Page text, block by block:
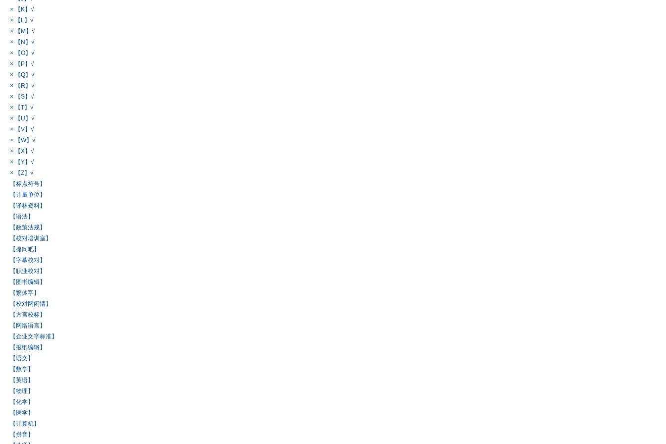
× 【K】√
× 【L】√
× 【M】√
× 【N】√
× 【O】√
× 【P】√
× 【Q】√
× 【R】√
× 【S】√
× 【T】√
× 【U】√
× 【V】√
× 【W】√
× 【X】√
× 【Y】√
× 【Z】√
【标点符号】
【计量单位】
【译林资料】
【语法】
【政策法规】
【校对培训室】
【提问吧】
【字幕校对】
【职业校对】
【图书编辑】
【繁体字】
【校对网闲情】
【方言校标】
【网络语言】
【企业文字标准】
【报纸编辑】
【语文】
【数学】
【英语】
【物理】
【化学】
【医学】
【计算机】
【拼音】